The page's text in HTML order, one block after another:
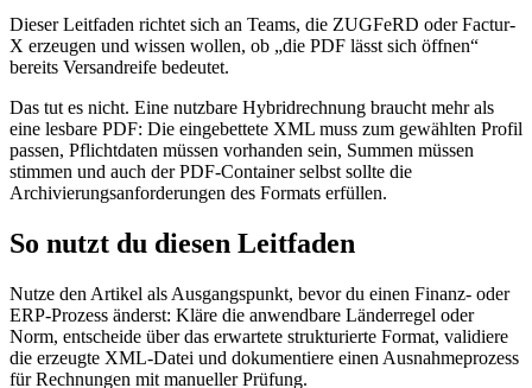
Dieser Leitfaden richtet sich an Teams, die ZUGFeRD oder Factur-
X erzeugen und wissen wollen, ob „die PDF lässt sich öffnen“
bereits Versandreife bedeutet.
Das tut es nicht. Eine nutzbare Hybridrechnung braucht mehr als
eine lesbare PDF: Die eingebettete XML muss zum gewählten Profil
passen, Pflichtdaten müssen vorhanden sein, Summen müssen
stimmen und auch der PDF-Container selbst sollte die
Archivierungsanforderungen des Formats erfüllen.
So nutzt du diesen Leitfaden
Nutze den Artikel als Ausgangspunkt, bevor du einen Finanz- oder
ERP-Prozess änderst: Kläre die anwendbare Länderregel oder
Norm, entscheide über das erwartete strukturierte Format, validiere
die erzeugte XML-Datei und dokumentiere einen Ausnahmeprozess
für Rechnungen mit manueller Prüfung.